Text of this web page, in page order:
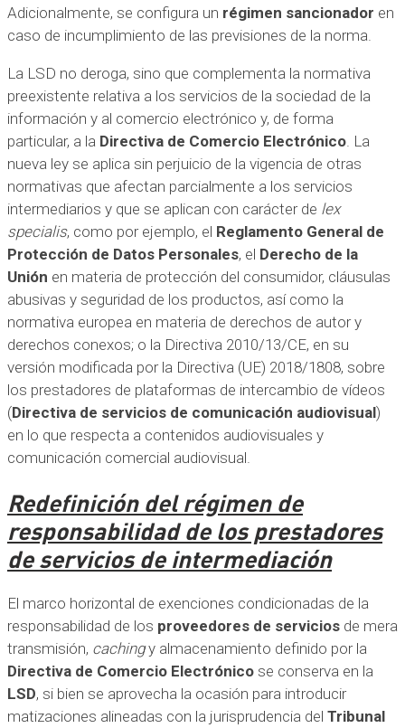
Adicionalmente, se configura un régimen sancionador en
caso de incumplimiento de las previsiones de la norma.
La LSD no deroga, sino que complementa la normativa
preexistente relativa a los servicios de la sociedad de la
información y al comercio electrónico y, de forma
particular, a la Directiva de Comercio Electrónico . La
nueva ley se aplica sin perjuicio de la vigencia de otras
normativas que afectan parcialmente a los servicios
intermediarios y que se aplican con carácter de lex
specialis, como por ejemplo, el Reglamento General de
Protección de Datos Personales, el Derecho de la
Unión en materia de protección del consumidor, cláusulas
abusivas y seguridad de los productos, así como la
normativa europea en materia de derechos de autor y
derechos conexos; o la Directiva 2010/13/CE, en su
versión modificada por la Directiva (UE) 2018/1808, sobre
los prestadores de plataformas de intercambio de vídeos
(Directiva de servicios de comunicación audiovisual)
en lo que respecta a contenidos audiovisuales y
comunicación comercial audiovisual.
Redefinición del régimen de
responsabilidad de los prestadores
de servicios de intermediación
El marco horizontal de exenciones condicionadas de la
responsabilidad de los proveedores de servicios de mera
transmisión, cachingy almacenamiento definido por la
Directiva de Comercio Electrónico se conserva en la
LSD, si bien se aprovecha la ocasión para introducir
matizaciones alineadas con la jurisprudencia del Tribunal